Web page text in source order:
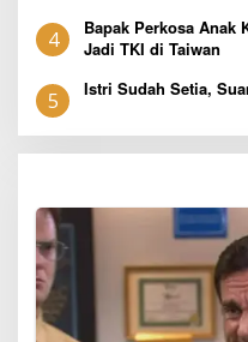
4
Bapak Perkosa Anak
Jadi TKI di Taiwan
5 Istri Sudah Setia,